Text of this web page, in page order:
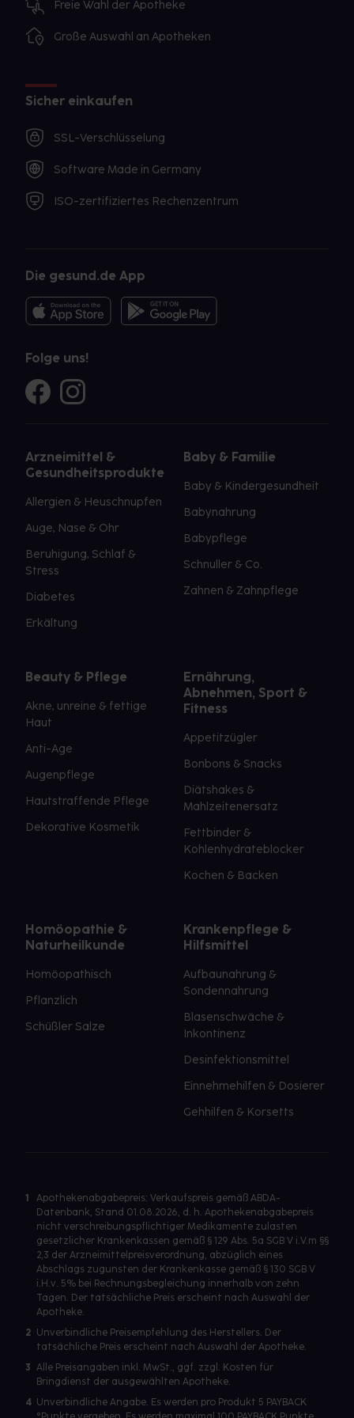
Freie Wahl der Apotheke
Große Auswahl an Apotheken
Sicher einkaufen
SSL-Verschlüsselung
Software Made in Germany
ISO-zertifiziertes Rechenzentrum
Die gesund.de App
Folge uns!
Arzneimittel &
Gesundheitsprodukte
Allergien & Heuschnupfen
Auge, Nase & Ohr
Beruhigung, Schlaf &
Stress
Diabetes
Erkältung
Baby & Familie
Baby & Kindergesundheit
Babynahrung
Babypflege
Schnuller & Co.
Zahnen & Zahnpflege
Beauty & Pflege
Akne, unreine & fettige
Haut
Anti-Age
Augenpflege
Hautstraffende Pflege
Dekorative Kosmetik
Ernährung,
Abnehmen, Sport &
Fitness
Appetitzügler
Bonbons & Snacks
Diätshakes &
Mahlzeitenersatz
Fettbinder &
Kohlenhydrateblocker
Kochen & Backen
Homöopathie &
Naturheilkunde
Homöopathisch
Pflanzlich
Schüßler Salze
Krankenpflege &
Hilfsmittel
Aufbaunahrung &
Sondennahrung
Blasenschwäche &
Inkontinenz
Desinfektionsmittel
Einnehmehilfen & Dosierer
Gehhilfen & Korsetts
1
Apothekenabgabepreis: Verkaufspreis gemäß ABDA-
Datenbank, Stand 01.08.2026, d. h. Apothekenabgabepreis
nicht verschreibungspflichtiger Medikamente zulasten
gesetzlicher Krankenkassen gemäß § 129 Abs. 5a SGB V i.V.m §§
2,3 der Arzneimittelpreisverordnung, abzüglich eines
Abschlags zugunsten der Krankenkasse gemäß § 130 SGB V
i.H.v. 5% bei Rechnungsbegleichung innerhalb von zehn
Tagen. Der tatsächliche Preis erscheint nach Auswahl der
Apotheke.
2 Unverbindliche Preisempfehlung des Herstellers. Der
tatsächliche Preis erscheint nach Auswahl der Apotheke.
3 Alle Preisangaben inkl. MwSt., ggf. zzgl. Kosten für
Bringdienst der ausgewählten Apotheke.
4 Unverbindliche Angabe. Es werden pro Produkt 5 PAYBACK